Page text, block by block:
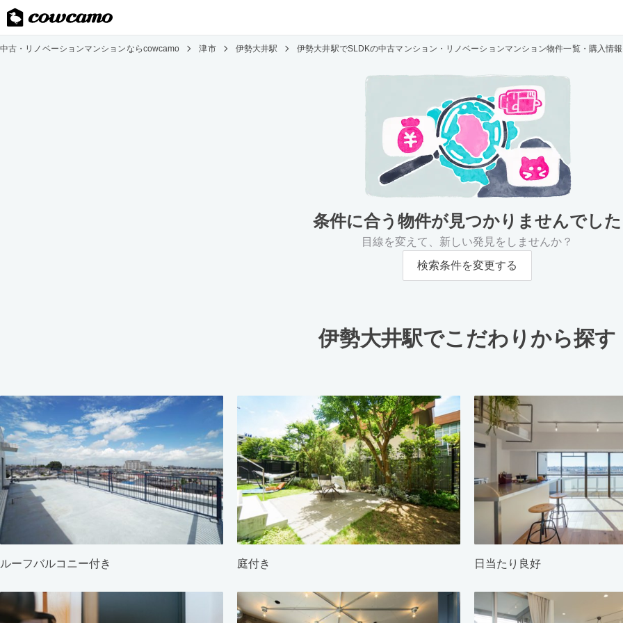
中古・リノベーションマンションならcowcamo 津市 伊勢大井駅 伊勢大井駅でSLDKの中古マンション・リノベーションマンション物件一覧・購入情報
条件に合う物件が見つかりませんでした
目線を変えて、新しい発見をしませんか？
検索条件を変更する
伊勢大井駅でこだわりから探す
ルーフバルコニー付き 庭付き 日当たり良好